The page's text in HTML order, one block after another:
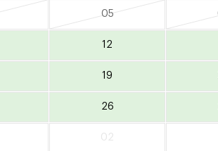
05
12
19
26
02